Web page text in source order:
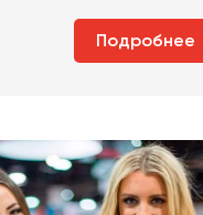
Подробнее